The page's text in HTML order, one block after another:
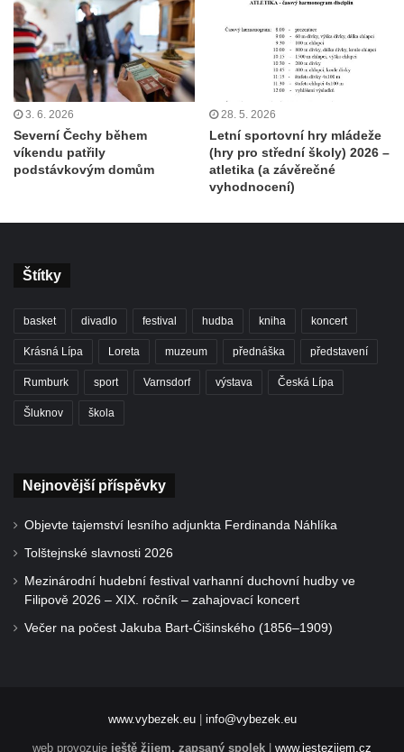
3. 6. 2026
Severní Čechy během
víkendu patřily
podstávkovým domům
28. 5. 2026
Letní sportovní hry mládeže
(hry pro střední školy) 2026 –
atletika (a závěrečné
vyhodnocení)
Štítky
basket divadlo festival hudba kniha koncert
Krásná Lípa Loreta muzeum přednáška představení
Rumburk sport Varnsdorf výstava Česká Lípa
Šluknov škola
Nejnovější příspěvky
Objevte tajemství lesního adjunkta Ferdinanda Náhlíka
Tolštejnské slavnosti 2026
Mezinárodní hudební festival varhanní duchovní hudby ve
Filipově 2026 – XIX. ročník – zahajovací koncert
Večer na počest Jakuba Bart-Ćišinského (1856–1909)
www.vybezek.eu| info@vybezek.eu
web provozuje ještě žijem, zapsaný spolek www.jestezijem.cz